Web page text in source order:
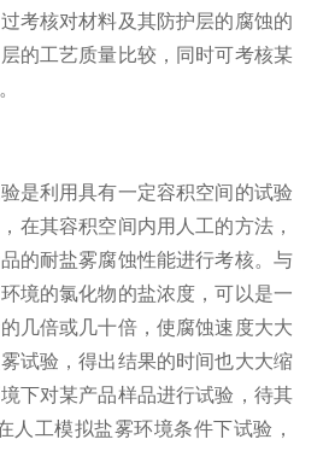
考核对材料及其防护层的腐蚀的
的工艺质量比较，同时可考核某
是利用具有一定容积空间的试验
其容积空间内用人工的方法，
的耐盐雾腐蚀性能进行考核。与
境的氯化物的盐浓度，可以是一
几倍或几十倍，使腐蚀速度大大
试验，得出结果的时间也大大缩
下对某产品样品进行试验，待其
人工模拟盐雾环境条件下试验，